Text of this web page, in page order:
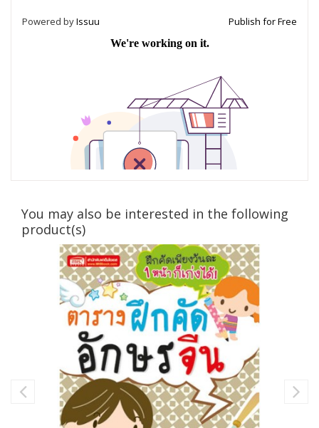
Powered byIssuu Publish for Free
You may also be interested in the following
product(s)